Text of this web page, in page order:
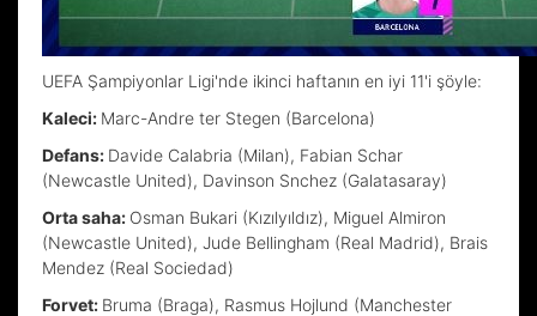
UEFA Şampiyonlar Ligi'nde ikinci haftanın en iyi 11'i şöyle:
Kaleci: Marc-Andre ter Stegen (Barcelona)
Defans: Davide Calabria (Milan), Fabian Schar
(Newcastle United), Davinson Snchez (Galatasaray)
Orta saha: Osman Bukari (Kızılyıldız), Miguel Almiron
(Newcastle United), Jude Bellingham (Real Madrid), Brais
Mendez (Real Sociedad)
Forvet: Bruma (Braga), Rasmus Hojlund (Manchester